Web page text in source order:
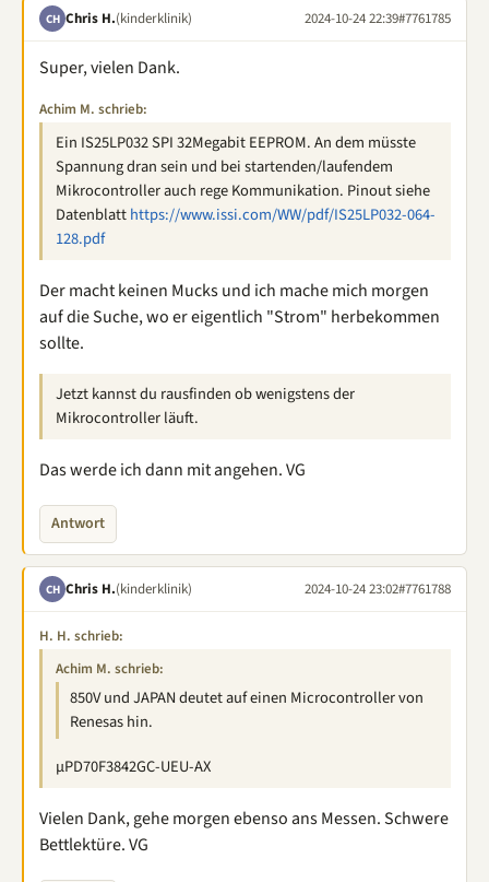
CH Chris H.(kinderklinik) 2024-10-24 22:39#7761785
Super, vielen Dank.
Achim M. schrieb:
Ein IS25LP032 SPI 32Megabit EEPROM. An dem müsste
Spannung dran sein und bei startenden/laufendem
Mikrocontroller auch rege Kommunikation. Pinout siehe
Datenblatthttps://www.issi.com/WW/pdf/IS25LP032-064-
128.pdf
Der macht keinen Mucks und ich mache mich morgen
auf die Suche, wo er eigentlich "Strom" herbekommen
sollte.
Jetzt kannst du rausfinden ob wenigstens der
Mikrocontroller läuft.
Das werde ich dann mit angehen. VG
Antwort
CH Chris H.(kinderklinik) 2024-10-24 23:02#7761788
H. H. schrieb:
Achim M. schrieb:
850V und JAPAN deutet auf einen Microcontroller von
Renesas hin.
µPD70F3842GC-UEU-AX
Vielen Dank, gehe morgen ebenso ans Messen. Schwere
Bettlektüre. VG